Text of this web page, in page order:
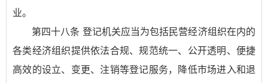
业。
第四十八条 登记机关应当为包括民营经济组织在内的
各类经济组织提供依法合规、规范统一、公开透明、便捷
高效的设立、变更、注销等登记服务，降低市场进入和退